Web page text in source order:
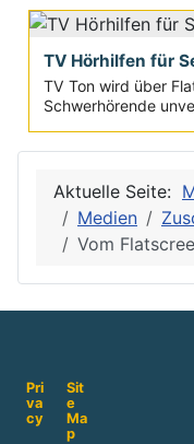
TV Hörhilfen für
TV Ton wird über
Schwerhörende
Aktuelle Seite:
Medien
Vom
Pri
va
cy
Sit
e
Ma
p